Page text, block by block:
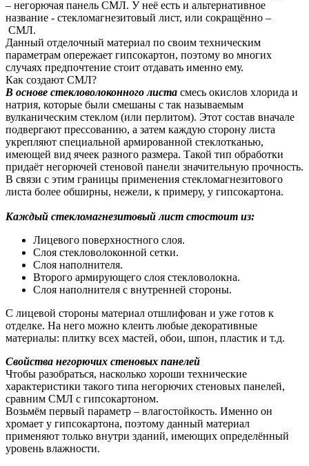
– негорючая панель СМЛ. У неё есть и альтернативное
название - стекломагнезитовый лист, или сокращённо –
СМЛ.
Данный отделочный материал по своим техническим
параметрам опережает гипсокартон, поэтому во многих
случаях предпочтение стоит отдавать именно ему.
Как создают СМЛ?
В основе стекловолоконного листа смесь окислов хлорида и
натрия, которые были смешаны с так называемым
вулканическим стеклом (или перлитом). Этот состав вначале
подвергают прессованию, а затем каждую сторону листа
укрепляют специальной армированной стеклотканью,
имеющей вид ячеек разного размера. Такой тип обработки
придаёт негорючей стеновой панели значительную прочность.
В связи с этим границы применения стекломагнезитового
листа более обширны, нежели, к примеру, у гипсокартона.
Каждый стекломагнезитовый лист стостоит из:
Лицевого поверхностного слоя.
Слоя стекловолоконной сетки.
Слоя наполнителя.
Второго армирующего слоя стекловолокна.
Слоя наполнителя с внутренней стороны.
С лицевой стороны материал отшлифован и уже готов к
отделке. На него можно клеить любые декоративные
материалы: плитку всех мастей, обои, шпон, пластик и т.д.
Свойства негорючих стеновых панелей
Чтобы разобраться, насколько хороши технические
характеристики такого типа негорючих стеновых панелей,
сравним СМЛ с гипсокартоном.
Возьмём первый параметр – влагостойкость. Именно он
хромает у гипсокартона, поэтому данный материал
применяют только внутри зданий, имеющих определённый
уровень влажности.